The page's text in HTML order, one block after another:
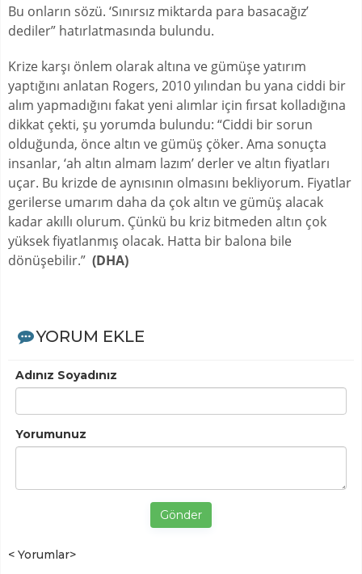
Bu onların sözü. ‘Sınırsız miktarda para basacağız’
dediler” hatırlatmasında bulundu.
Krize karşı önlem olarak altına ve gümüşe yatırım
yaptığını anlatan Rogers, 2010 yılından bu yana ciddi bir
alım yapmadığını fakat yeni alımlar için fırsat kolladığına
dikkat çekti, şu yorumda bulundu: “Ciddi bir sorun
olduğunda, önce altın ve gümüş çöker. Ama sonuçta
insanlar, ‘ah altın almam lazım’ derler ve altın fiyatları
uçar. Bu krizde de aynısının olmasını bekliyorum. Fiyatlar
gerilerse umarım daha da çok altın ve gümüş alacak
kadar akıllı olurum. Çünkü bu kriz bitmeden altın çok
yüksek fiyatlanmış olacak. Hatta bir balona bile
dönüşebilir.” (DHA)
YORUM EKLE
Adınız Soyadınız
Yorumunuz
Gönder
< Yorumlar>